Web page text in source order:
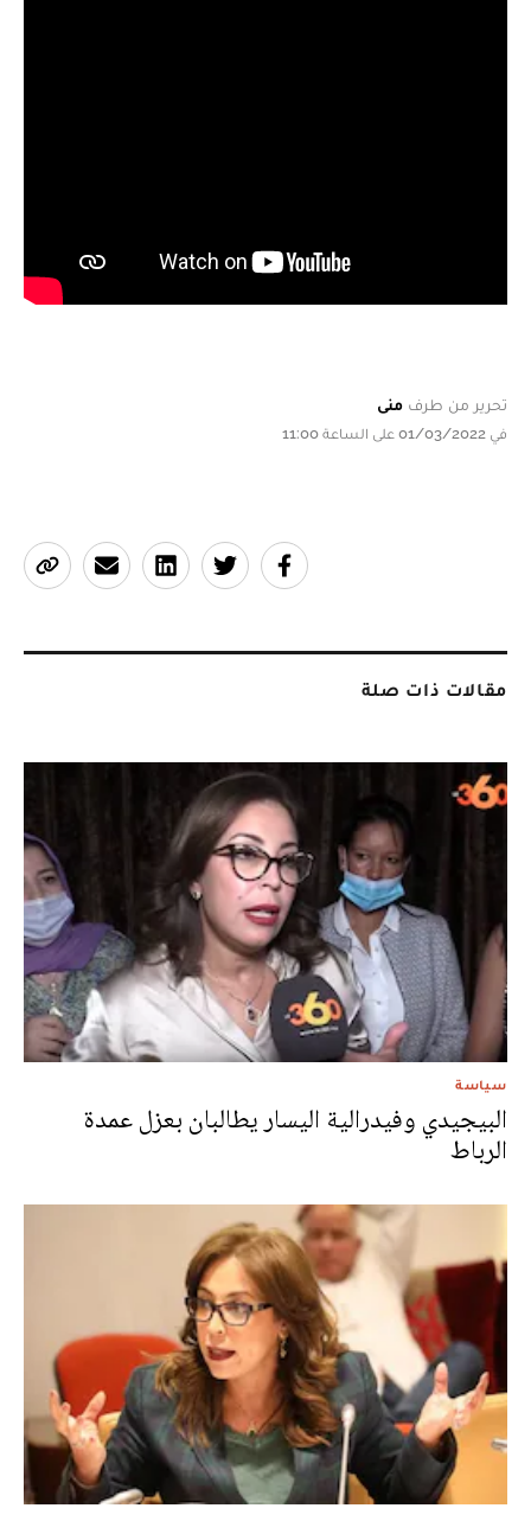
تحرير من طرف منى
في 01/03/2022 على الساعة 11:00
مقالات ذات صلة
سياسة
البيجيدي وفيدرالية اليسار يطالبان بعزل عمدة
الرباط